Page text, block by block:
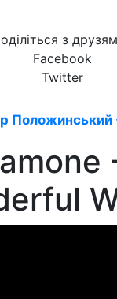
з
Facebook
Twitter
Положинський